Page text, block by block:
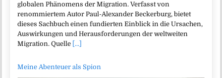
globalen Phänomens der Migration. Verfasst von
renommiertem Autor Paul-Alexander Beckerburg, bietet
dieses Sachbuch einen fundierten Einblick in die Ursachen,
Auswirkungen und Herausforderungen der weltweiten
Migration. Quelle [...]
Meine Abenteuer als Spion